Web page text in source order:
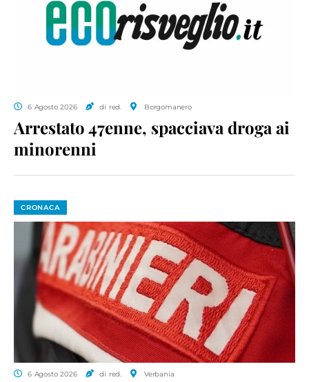
6 Agosto 2026 di red. Borgomanero
Arrestato 47enne, spacciava droga ai
minorenni
CRONACA
6 Agosto 2026 di red. Verbania